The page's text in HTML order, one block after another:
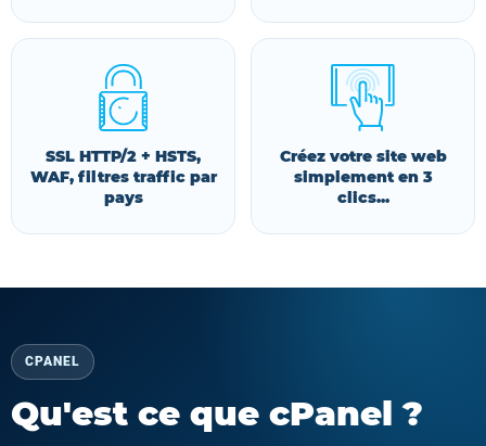
SSL HTTP/2 + HSTS,
WAF, filtres traffic par
pays
Créez votre site web
simplement en 3
clics...
CPANEL
Qu'est ce que cPanel ?